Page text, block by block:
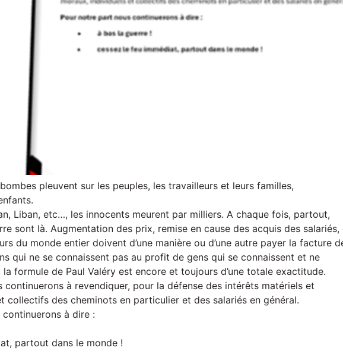
pleuvent sur les peuples, les travailleurs et leurs familles,
Liban, etc…, les innocents meurent par milliers. A chaque fois, partout,
sont là. Augmentation des prix, remise en cause des acquis des
du monde entier doivent d’une manière ou d’une autre payer la facture
qui ne se connaissent pas au profit de gens qui se connaissent et ne
la formule de Paul Valéry est encore et toujours d’une totale exactitude.
continuerons à revendiquer, pour la défense des intérêts matériels et
collectifs des cheminots en particulier et des salariés en général.
à dire :
partout dans le monde !